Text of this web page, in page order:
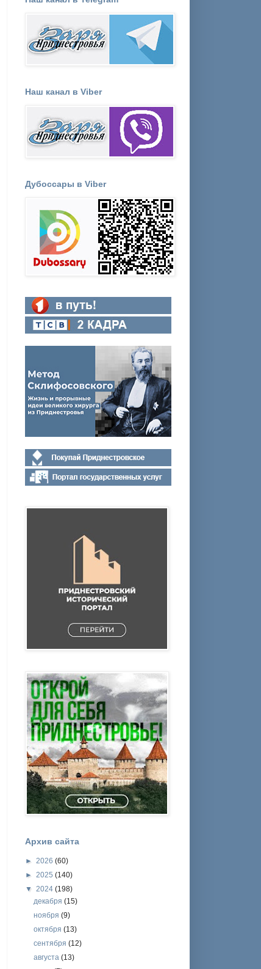
Наш канал в Viber
Дубоссары в Viber
Архив сайта
► 2026 (60)
► 2025 (140)
▼ 2024 (198)
декабря(15)
ноября(9)
октября(13)
сентября(12)
августа(13)